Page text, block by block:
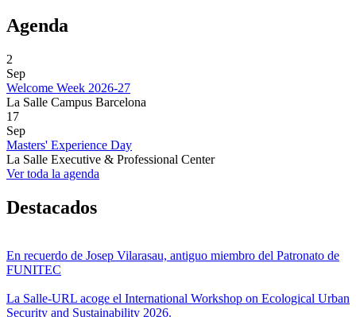
Agenda
2
Sep
Welcome Week 2026-27
La Salle Campus Barcelona
17
Sep
Masters' Experience Day
La Salle Executive & Professional Center
Ver toda la agenda
Destacados
En recuerdo de Josep Vilarasau, antiguo miembro del Patronato de
FUNITEC
La Salle-URL acoge el International Workshop on Ecological Urban
Security and Sustainability 2026.